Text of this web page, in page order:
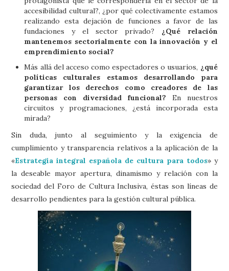
accesibilidad cultural?, ¿por qué colectivamente estamos
realizando esta dejación de funciones a favor de las
fundaciones y el sector privado? ¿Qué relación
mantenemos sectorialmente con la innovación y el
emprendimiento social?
Más allá del acceso como espectadores o usuarios, ¿qué
políticas culturales estamos desarrollando para
garantizar los derechos como creadores de las
personas con diversidad funcional? En nuestros
circuitos y programaciones, ¿está incorporada esta
mirada?
Sin duda, junto al seguimiento y la exigencia de
cumplimiento y transparencia relativos a la aplicación de la
«Estrategia integral española de cultura para todos» y
la deseable mayor apertura, dinamismo y relación con la
sociedad del Foro de Cultura Inclusiva, éstas son líneas de
desarrollo pendientes para la gestión cultural pública.